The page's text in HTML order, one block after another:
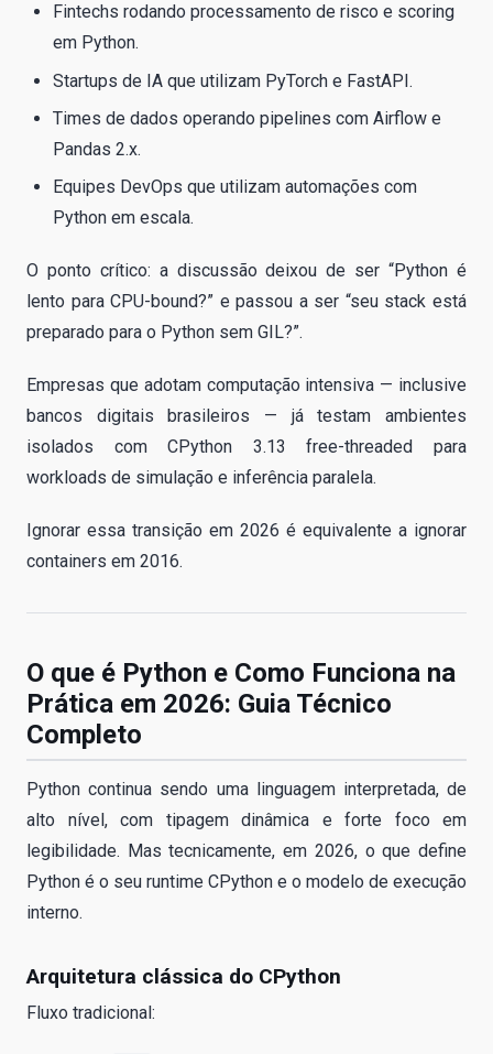
Fintechs rodando processamento de risco e scoring
em Python.
Startups de IA que utilizam PyTorch e FastAPI.
Times de dados operando pipelines com Airflow e
Pandas 2.x.
Equipes DevOps que utilizam automações com
Python em escala.
O ponto crítico: a discussão deixou de ser “Python é
lento para CPU-bound?” e passou a ser “seu stack está
preparado para o Python sem GIL?”.
Empresas que adotam computação intensiva — inclusive
bancos digitais brasileiros — já testam ambientes
isolados com CPython 3.13 free-threaded para
workloads de simulação e inferência paralela.
Ignorar essa transição em 2026 é equivalente a ignorar
containers em 2016.
O que é Python e Como Funciona na
Prática em 2026: Guia Técnico
Completo
Python continua sendo uma linguagem interpretada, de
alto nível, com tipagem dinâmica e forte foco em
legibilidade. Mas tecnicamente, em 2026, o que define
Python é o seu runtime CPython e o modelo de execução
interno.
Arquitetura clássica do CPython
Fluxo tradicional: